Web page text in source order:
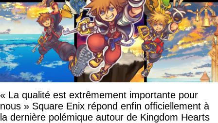
« La qualité est extrêmement importante pour
nous » Square Enix répond enfin officiellement à
la dernière polémique autour de Kingdom Hearts